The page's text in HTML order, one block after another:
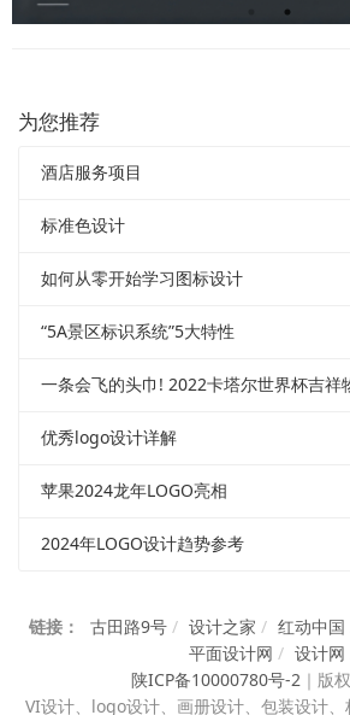
为您推荐
酒店服务项目
标准色设计
如何从零开始学习图标设计
“5A景区标识系统”5大特性
一条会飞的头巾! 2022卡塔尔世界杯吉祥
优秀logo设计详解
苹果2024龙年LOGO亮相
2024年LOGO设计趋势参考
链接： 古田路9号 / 设计之家 / 红动中国
平面设计网 / 设计网
陕ICP备10000780号-2 ｜ 版
VI设计、 logo设计、画册设计、包装设计